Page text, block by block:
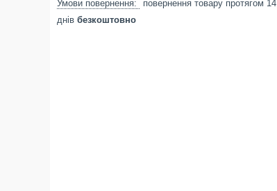
повернення товару протягом 14
днів безкоштовно